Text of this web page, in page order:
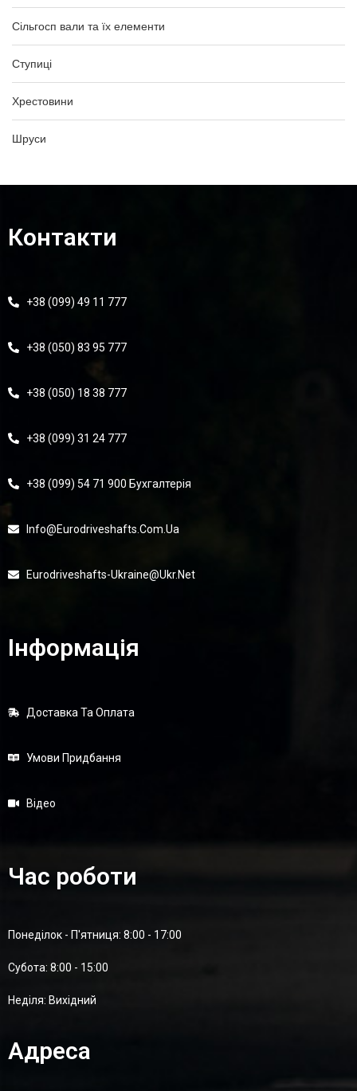
Сільгосп вали та їх елементи
Ступиці
Хрестовини
Шруси
Контакти
+38 (099) 49 11 777
+38 (050) 83 95 777
+38 (050) 18 38 777
+38 (099) 31 24 777
+38 (099) 54 71 900 Бухгалтерія
Info@eurodriveshafts.com.ua
Eurodriveshafts-Ukraine@ukr.net
Інформація
Доставка Та Оплата
Умови Придбання
Відео
Час роботи
Понеділок - П'ятниця: 8:00 - 17:00
Суботa: 8:00 - 15:00
Неділя: Вихідний
Адреса